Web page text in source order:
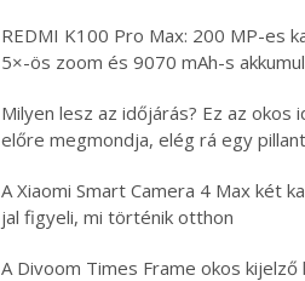
REDMI K100 Pro Max: 200 MP-es
5×-ös zoom és 9070 mAh-s
Milyen lesz az időjárás? Ez az okos
előre megmondja, elég rá egy
A Xiaomi Smart Camera 4 Max két
jal figyeli, mi történik otthon
A Divoom Times Frame okos kijelző